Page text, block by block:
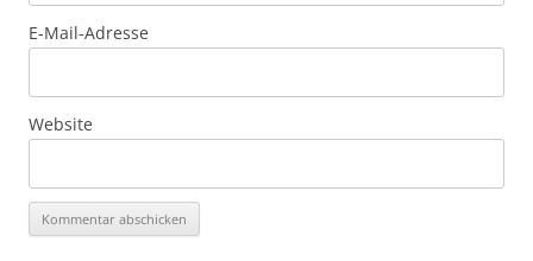
E-Mail-Adresse
Website